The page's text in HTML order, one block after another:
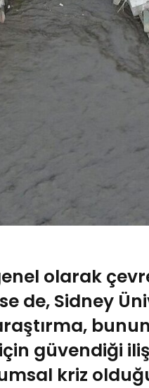
olarak
de, Sidney
güvendiği
kriz